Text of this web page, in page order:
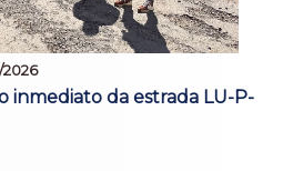
2026
inmediato da estrada LU-P-